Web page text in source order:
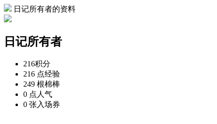
日记所有者的资料
日记所有者
216积分
216 点经验
249 根棉棒
0 点 人气
0 张 入场券